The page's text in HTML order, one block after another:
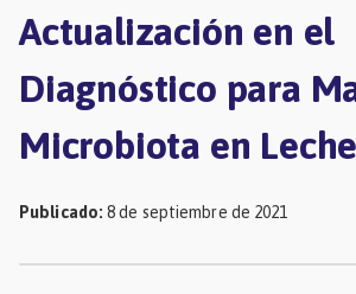
Avicultura
Ganadería
Actualización en el
Diagnóstico para
Microbiota en Leche
Publicado: 8 de septiembre de 2021